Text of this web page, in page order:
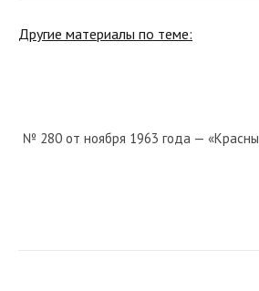
Другие материалы по теме:
№ 280 от ноября 1963 года —